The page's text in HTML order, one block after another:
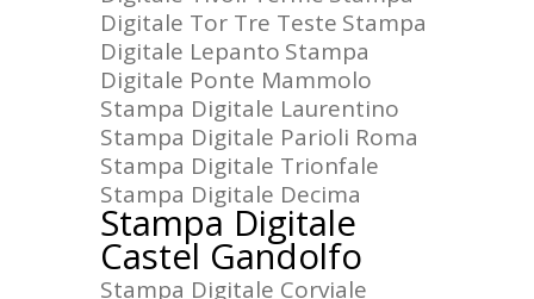
Digitale Tor Tre Teste Stampa
Digitale Lepanto Stampa
Digitale Ponte Mammolo
Stampa Digitale Laurentino
Stampa Digitale Parioli Roma
Stampa Digitale Trionfale
Stampa Digitale Decima
Stampa Digitale
Castel Gandolfo
Stampa Digitale Corviale